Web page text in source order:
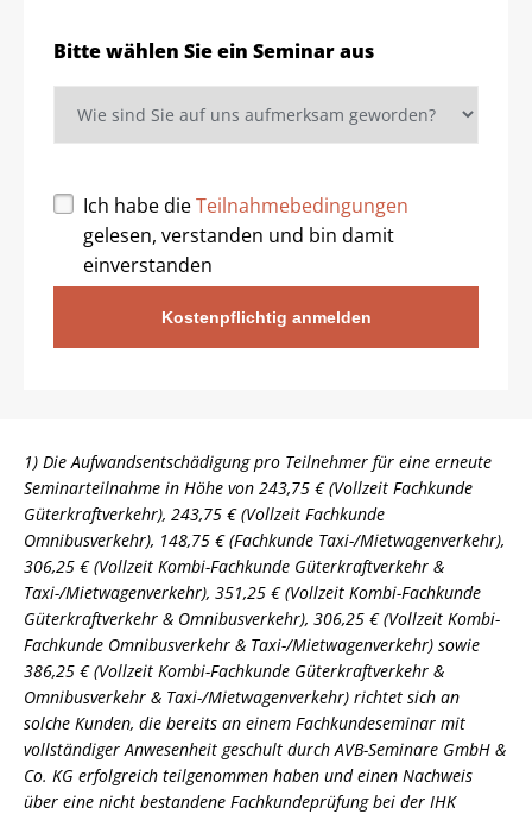
Bitte wählen Sie ein Seminar aus
Ich habe dieTeilnahmebedingungen
gelesen, verstanden und bin damit
einverstanden
Kostenpflichtig anmelden
1) Die Aufwandsentschädigung pro Teilnehmer für eine erneute
Seminarteilnahme in Höhe von 243,75 € (Vollzeit Fachkunde
Güterkraftverkehr), 243,75 € (Vollzeit Fachkunde
Omnibusverkehr), 148,75 € (Fachkunde Taxi-/Mietwagenverkehr),
306,25 € (Vollzeit Kombi-Fachkunde Güterkraftverkehr &
Taxi-/Mietwagenverkehr), 351,25 € (Vollzeit Kombi-Fachkunde
Güterkraftverkehr & Omnibusverkehr), 306,25 € (Vollzeit Kombi-
Fachkunde Omnibusverkehr & Taxi-/Mietwagenverkehr) sowie
386,25 € (Vollzeit Kombi-Fachkunde Güterkraftverkehr &
Omnibusverkehr & Taxi-/Mietwagenverkehr) richtet sich an
solche Kunden, die bereits an einem Fachkundeseminar mit
vollständiger Anwesenheit geschult durch AVB-Seminare GmbH &
Co. KG erfolgreich teilgenommen haben und einen Nachweis
über eine nicht bestandene Fachkundeprüfung bei der IHK